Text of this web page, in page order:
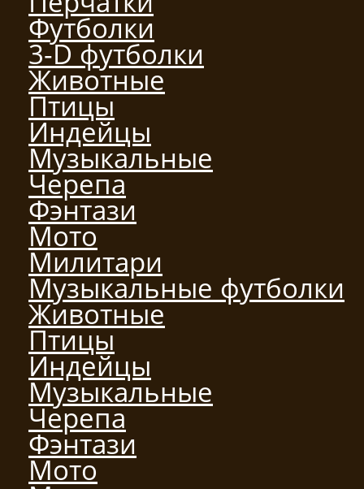
Футболки
3-D футболки
Животные
Птицы
Индейцы
Музыкальные
Черепа
Фэнтази
Мото
Милитари
Музыкальные футболки
Животные
Птицы
Индейцы
Музыкальные
Черепа
Фэнтази
Мото